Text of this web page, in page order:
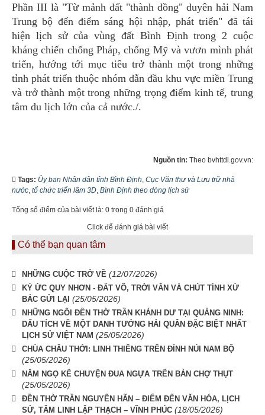
Phần III là "Từ mảnh đất "thành đồng" duyên hải Nam
Trung bộ đến điểm sáng hội nhập, phát triển" đã tái
hiện lịch sử của vùng đất Bình Định trong 2 cuộc
kháng chiến chống Pháp, chống Mỹ và vươn mình phát
triển, hướng tới mục tiêu trở thành một trong những
tỉnh phát triển thuộc nhóm dẫn đầu khu vực miền Trung
và trở thành một trong những trọng điểm kinh tế, trung
tâm du lịch lớn của cả nước./.
Nguồn tin: Theo bvhttdl.gov.vn:
Tags: Ủy ban Nhân dân tỉnh Bình Định, Cục Văn thư và Lưu trữ nhà
nước, tổ chức triển lãm 3D, Bình Định theo dòng lịch sử
Tổng số điểm của bài viết là: 0 trong 0 đánh giá
Click để đánh giá bài viết
Có thể bạn quan tâm
NHỮNG CUỘC TRỞ VỀ (12/07/2026)
KÝ ỨC QUY NHƠN - ĐẤT VÕ, TRỜI VĂN VÀ CHÚT TÌNH XỨ
BẮC GỬI LẠI (25/05/2026)
NHỮNG NGÔI ĐỀN THỜ TRẦN KHÁNH DƯ TẠI QUẢNG NINH:
DẤU TÍCH VỀ MỘT DANH TƯỚNG HẢI QUÂN ĐẶC BIỆT NHẤT
LỊCH SỬ VIỆT NAM (25/05/2026)
CHÙA CHÂU THỚI: LINH THIÊNG TRÊN ĐỈNH NÚI NAM BỘ
(25/05/2026)
NĂM NGỌ KỂ CHUYỆN ĐUA NGỰA TRÊN BẢN CHỢ THỤT
(25/05/2026)
ĐỀN THỜ TRẦN NGUYÊN HÃN – ĐIỂM ĐẾN VĂN HÓA, LỊCH
SỬ, TÂM LINH LẬP THẠCH – VĨNH PHÚC (18/05/2026)